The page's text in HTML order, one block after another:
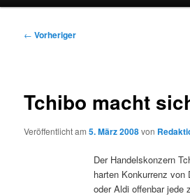
Beitragsnavigation
← Vorheriger
Tchibo macht
Veröffentlicht am5. März 2008von
Der Handelskonzern
harten Konkurrenz von
oder Aldi offenbar jede